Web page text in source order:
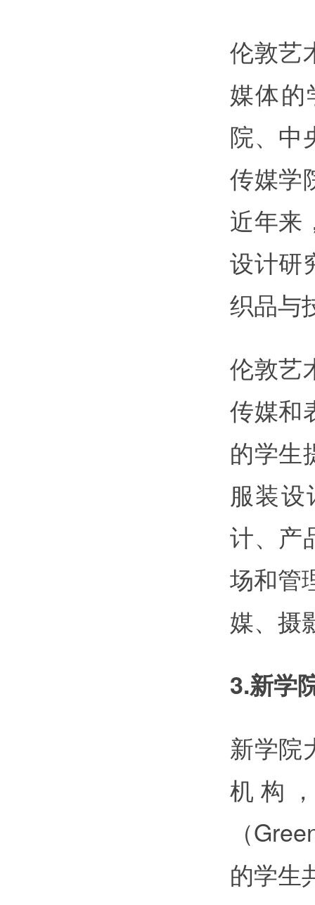
伦敦艺
媒体
院、中
传媒学
近年来
设计研
织品与
伦敦艺
传媒和
的学生
服装
计、产
场和管
媒、摄
3.新学
新学院
机构
（
的学生